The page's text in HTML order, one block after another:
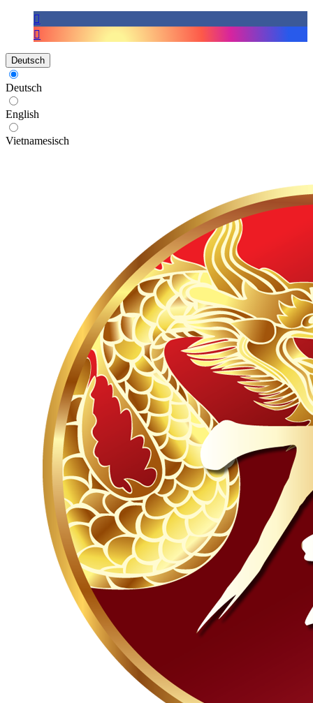
Deutsch
Deutsch
English
Vietnamesisch